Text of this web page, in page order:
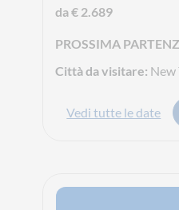
da € 2.689
PROSSIMA
Città da visitare: New
Vedi tutte le date